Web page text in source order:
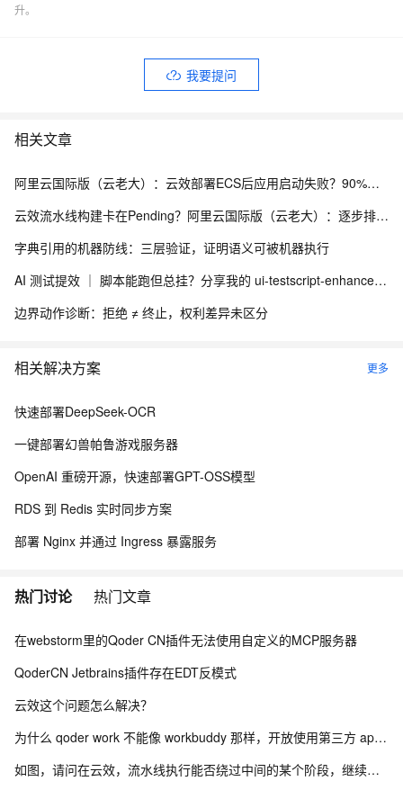
升。
我要提问
相关文章
阿里云国际版（云老大）：云效部署ECS后应用启动失败？90%的坑都在这3步排查里，别再盲目重启了！
云效流水线构建卡在Pending？阿里云国际版（云老大）：逐步排查构建集群、并发与缓存
字典引用的机器防线：三层验证，证明语义可被机器执行
AI 测试提效 ｜ 脚本能跑但总挂？分享我的 ui-testscript-enhancer + Skill UI 自动化健壮性增强方案
边界动作诊断：拒绝 ≠ 终止，权利差异未区分
相关解决方案 更多
快速部署DeepSeek-OCR
一键部署幻兽帕鲁游戏服务器
OpenAI 重磅开源，快速部署GPT-OSS模型
RDS 到 Redis 实时同步方案
部署 Nginx 并通过 Ingress 暴露服务
热门讨论 热门文章
在webstorm里的Qoder CN插件无法使用自定义的MCP服务器
QoderCN Jetbrains插件存在EDT反模式
云效这个问题怎么解决？
为什么 qoder work 不能像 workbuddy 那样，开放使用第三方 api？
如图，请问在云效，流水线执行能否绕过中间的某个阶段，继续向后执行？